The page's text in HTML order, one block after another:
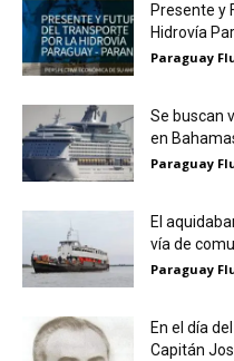
Presente y
Hidrovía
Paraguay
Se buscan
en
Paraguay
El
vía de
Paraguay
En el día
Capitán